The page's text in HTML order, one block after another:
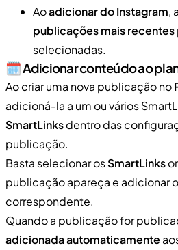
Aoadicionar do Instagram,
publicações mais recentes
selecionadas.
🗓️ Adicionar conteúdo ao
Ao criar uma nova publicação no
adicioná-la a um ou vários
SmartLinksdentro das
publicação.
Basta selecionar osSmartLinks
publicação apareça e adicionar o
correspondente.
Quando a publicação for
adicionada automaticamente